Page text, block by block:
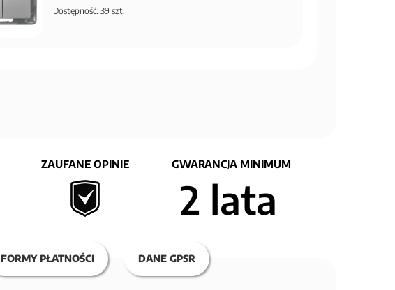
Dostępność: 39 szt.
ZAUFANE OPINIE GWARANCJA MINIMUM
2 lata
FORMY PŁATNOŚCI DANE GPSR